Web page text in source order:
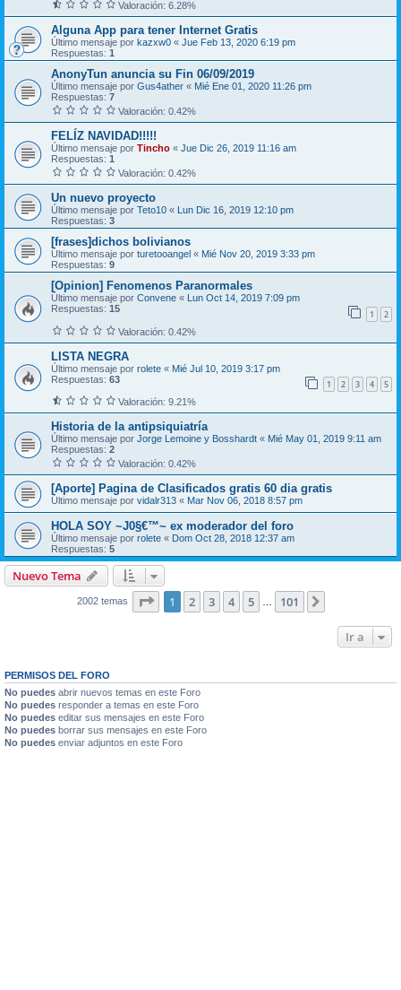
Valoración: 6.28%
Alguna App para tener Internet Gratis
Último mensaje por kazxw0 « Jue Feb 13, 2020 6:19 pm
Respuestas: 1
AnonyTun anuncia su Fin 06/09/2019
Último mensaje por Gus4ather « Mié Ene 01, 2020 11:26 pm
Respuestas: 7
Valoración: 0.42%
FELÍZ NAVIDAD!!!!!
Último mensaje por Tincho « Jue Dic 26, 2019 11:16 am
Respuestas: 1
Valoración: 0.42%
Un nuevo proyecto
Último mensaje por Teto10 « Lun Dic 16, 2019 12:10 pm
Respuestas: 3
[frases]dichos bolivianos
Último mensaje por turetooangel « Mié Nov 20, 2019 3:33 pm
Respuestas: 9
[Opinion] Fenomenos Paranormales
Último mensaje por Convene « Lun Oct 14, 2019 7:09 pm
Respuestas: 15 1 2
Valoración: 0.42%
LISTA NEGRA
Último mensaje por rolete « Mié Jul 10, 2019 3:17 pm
Respuestas: 63 1 2 3 4 5
Valoración: 9.21%
Historia de la antipsiquiatría
Último mensaje por Jorge Lemoine y Bosshardt « Mié May 01, 2019 9:11 am
Respuestas: 2
Valoración: 0.42%
[Aporte] Pagina de Clasificados gratis 60 dia gratis
Último mensaje por vidalr313 « Mar Nov 06, 2018 8:57 pm
HOLA SOY ~J0§€™~ ex moderador del foro
Último mensaje por rolete « Dom Oct 28, 2018 12:37 am
Respuestas: 5
Nuevo Tema
2002 temas Página de 101
1 2 3 4 5 … 101
Ir a
PERMISOS DEL FORO
No puedes abrir nuevos temas en este Foro
No puedes responder a temas en este Foro
No puedes editar sus mensajes en este Foro
No puedes borrar sus mensajes en este Foro
No puedes enviar adjuntos en este Foro